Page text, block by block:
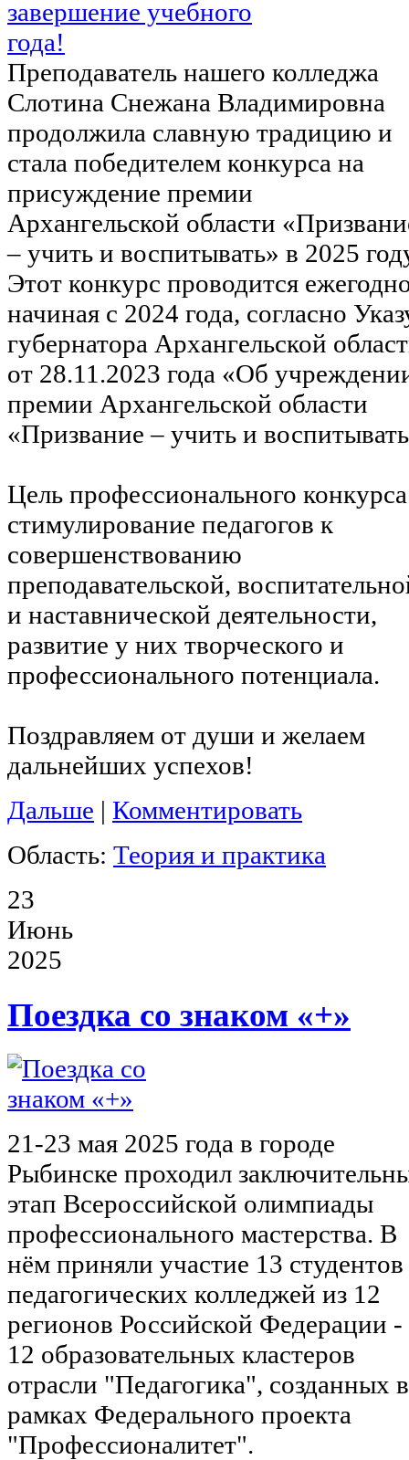
Преподаватель нашего колледжа
Слотина Снежана Владимировна
продолжила славную традицию и
стала победителем конкурса на
присуждение премии
Архангельской области
– учить и воспитывать» в 2025
Этот конкурс проводится
начиная с 2024 года, согласно
губернатора Архангельской
от 28.11.2023 года «Об
премии Архангельской области
«Призвание – учить и
Цель профессионального
стимулирование педагогов к
совершенствованию
преподавательской,
и наставнической деятельности,
развитие у них творческого и
профессионального потенциала.
Поздравляем от души и желаем
дальнейших успехов!
Дальше | Комментировать
Область: Теория и практика
23
Июнь
2025
Поездка со знаком «+»
21-23 мая 2025 года в городе
Рыбинске проходил
этап Всероссийской олимпиады
профессионального мастерства. В
нём приняли участие 13 студентов
педагогических колледжей из 12
регионов Российской Федерации -
12 образовательных кластеров
отрасли "Педагогика", созданных в
рамках Федерального проекта
"Профессионалитет".